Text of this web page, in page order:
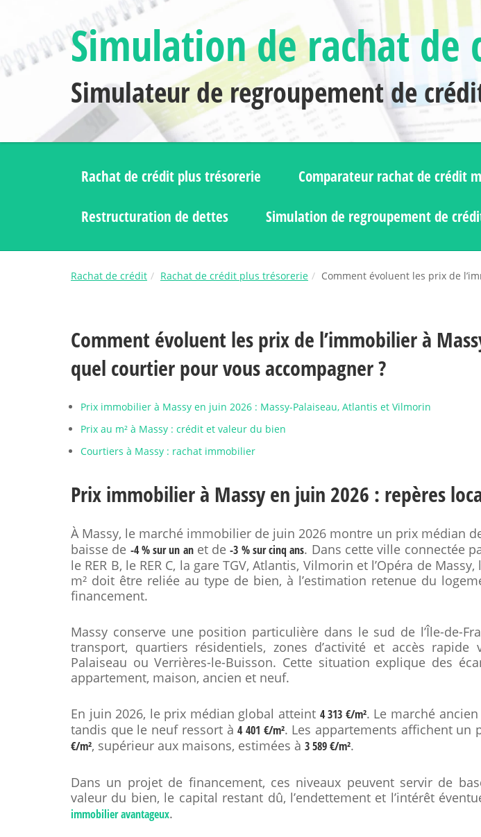
Simulation de rachat de
Simulateur de regroupement de
Rachat de crédit plus trésorerie Comparateur rachat de crédit
Restructuration de dettes Simulation de regroupement de
Rachat de crédit Rachat de crédit plus trésorerie Comment évoluent les prix de
Comment évoluent les prix de l’immobilier à
quel courtier pour vous accompagner ?
Prix immobilier à Massy en juin 2026 : Massy-Palaiseau, Atlantis et Vilmorin
Prix au m² à Massy : crédit et valeur du bien
Courtiers à Massy : rachat immobilier
Prix immobilier à Massy en juin 2026 : repères
À Massy, le marché immobilier de juin 2026 montre un prix médian
baisse de -4 % sur un anet de-3 % sur cinq ans. Dans cette ville connectée
le RER B, le RER C, la gare TGV, Atlantis, Vilmorin et l’Opéra de
m² doit être reliée au type de bien, à l’estimation retenue du
financement.
Massy conserve une position particulière dans le sud de l’Île-de-
transport, quartiers résidentiels, zones d’activité et accès rapide
Palaiseau ou Verrières-le-Buisson. Cette situation explique des
appartement, maison, ancien et neuf.
En juin 2026, le prix médian global atteint 4 313 €/m². Le marché
tandis que le neuf ressort à4 401 €/m². Les appartements affichent un
€/m², supérieur aux maisons, estimées à 3 589 €/m².
Dans un projet de financement, ces niveaux peuvent servir de
valeur du bien, le capital restant dû, l’endettement et l’intérêt
immobilier avantageux.